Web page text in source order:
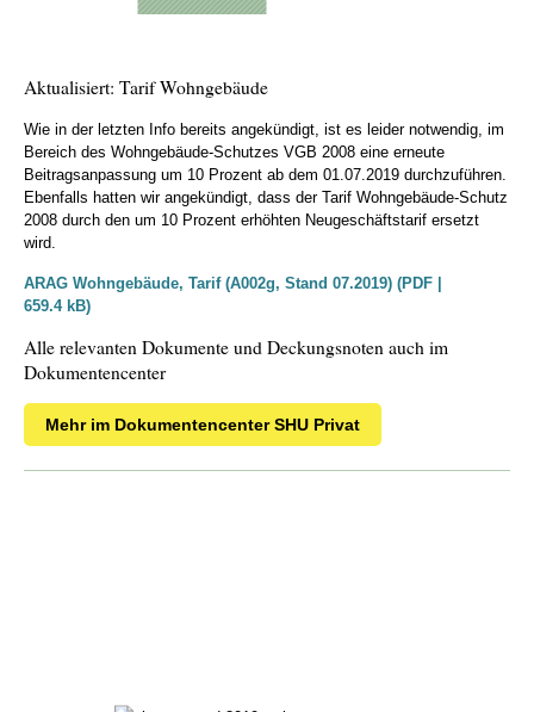
Aktualisiert: Tarif Wohngebäude
Wie in der letzten Info bereits angekündigt, ist es leider notwendig, im
Bereich des Wohngebäude-Schutzes VGB 2008 eine erneute
Beitragsanpassung um 10 Prozent ab dem 01.07.2019 durchzuführen.
Ebenfalls hatten wir angekündigt, dass der Tarif Wohngebäude-Schutz
2008 durch den um 10 Prozent erhöhten Neugeschäftstarif ersetzt
wird.
ARAG Wohngebäude, Tarif (A002g, Stand 07.2019) (PDF |
659.4 kB)
Alle relevanten Dokumente und Deckungsnoten auch im
Dokumentencenter
Mehr im Dokumentencenter SHU Privat